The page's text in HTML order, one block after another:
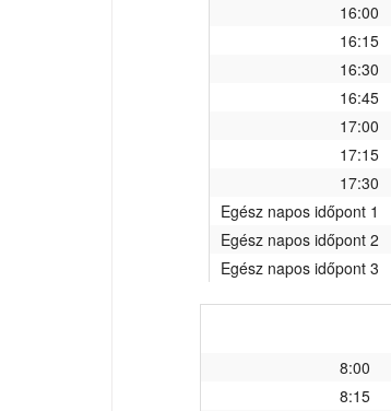
16:00
16:15
16:30
16:45
17:00
17:15
17:30
Egész napos időpont 1
Egész napos időpont 2
Egész napos időpont 3
8:00
8:15